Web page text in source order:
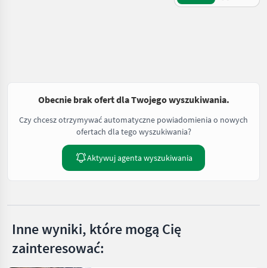
Obecnie brak ofert dla Twojego wyszukiwania.
Czy chcesz otrzymywać automatyczne powiadomienia o nowych
ofertach dla tego wyszukiwania?
Aktywuj agenta wyszukiwania
Inne wyniki, które mogą Cię
zainteresować: